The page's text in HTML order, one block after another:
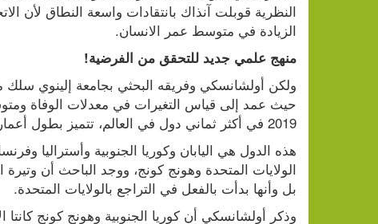
الزيادة في متوسط عمر الانسان.
منهج علمي جديد للتحقق من الفرضية!
2019 في أكثر ثماني دول في العالم، تتميز بطول أعمار مواطنيها.
بل وأنها بدأت بالفعل في التراجع بالولايات المتحدة.